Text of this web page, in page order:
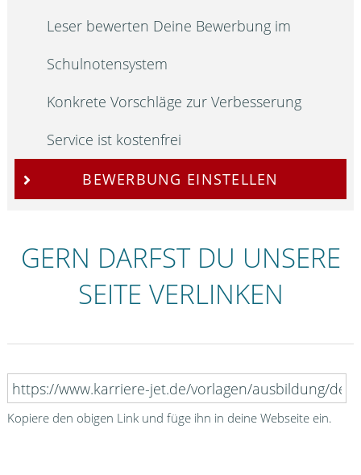
Leser bewerten Deine Bewerbung im
Schulnotensystem
Konkrete Vorschläge zur Verbesserung
Service ist kostenfrei
BEWERBUNG EINSTELLEN
GERN DARFST DU UNSERE
SEITE VERLINKEN
Kopiere den obigen Link und füge ihn in deine Webseite ein.